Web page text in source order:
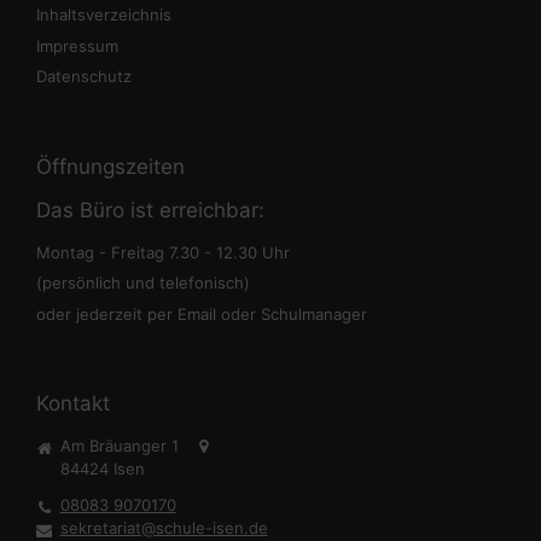
Inhaltsverzeichnis
Impressum
Datenschutz
Öffnungszeiten
Das Büro ist erreichbar:
Montag - Freitag 7.30 - 12.30 Uhr
(persönlich und telefonisch)
oder jederzeit per Email oder Schulmanager
Kontakt
Am Bräuanger 1
84424 Isen
08083 9070170
sekretariat@schule-isen.de